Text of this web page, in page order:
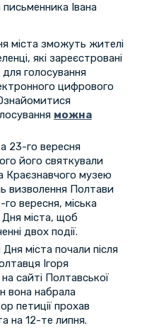
Івана
міста зможуть жителі
які зареєстровані
для голосування
цифрового
можна
23-го вересня
його святкували
Краєзнавчого музею
визволення Полтави
вересня, міська
Дня міста, щоб
двох події.
міста почали після
Ігоря
сайті Полтавської
вона набрала
петиції прохав
на 12-те липня.